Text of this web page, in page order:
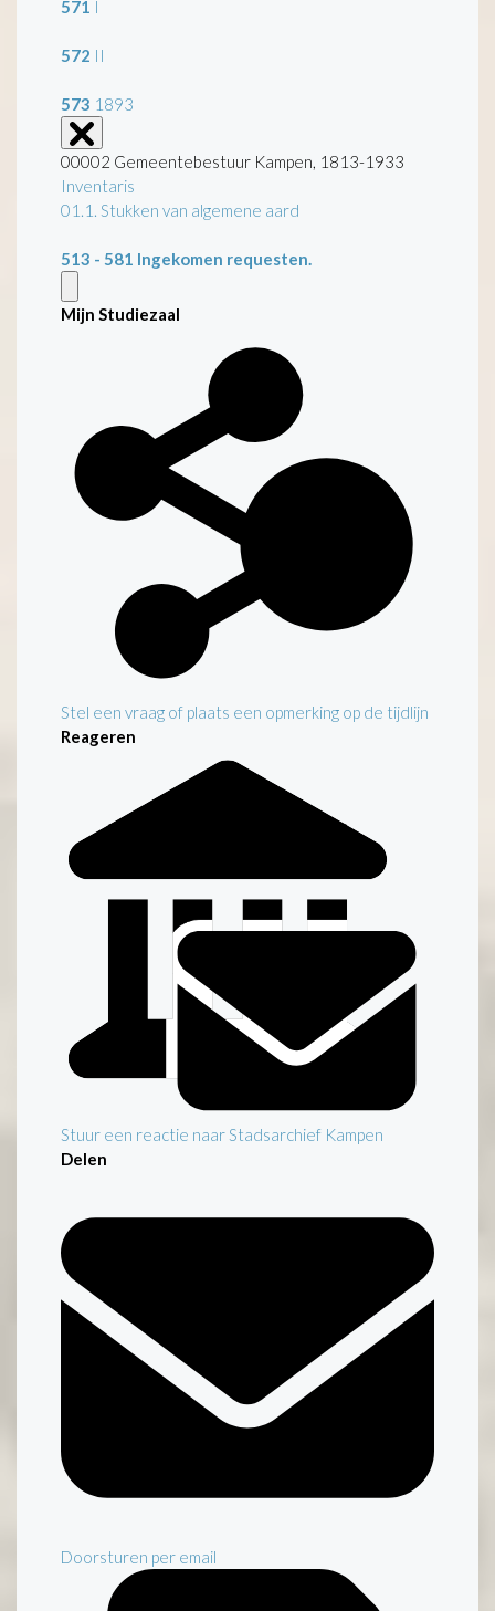
571 I
572 II
573 1893
00002 Gemeentebestuur Kampen, 1813-1933
Inventaris
01.1. Stukken van algemene aard
513 - 581 Ingekomen requesten.
Mijn Studiezaal
Stel een vraag of plaats een opmerking op de tijdlijn
Reageren
Stuur een reactie naar Stadsarchief Kampen
Delen
Doorsturen per email